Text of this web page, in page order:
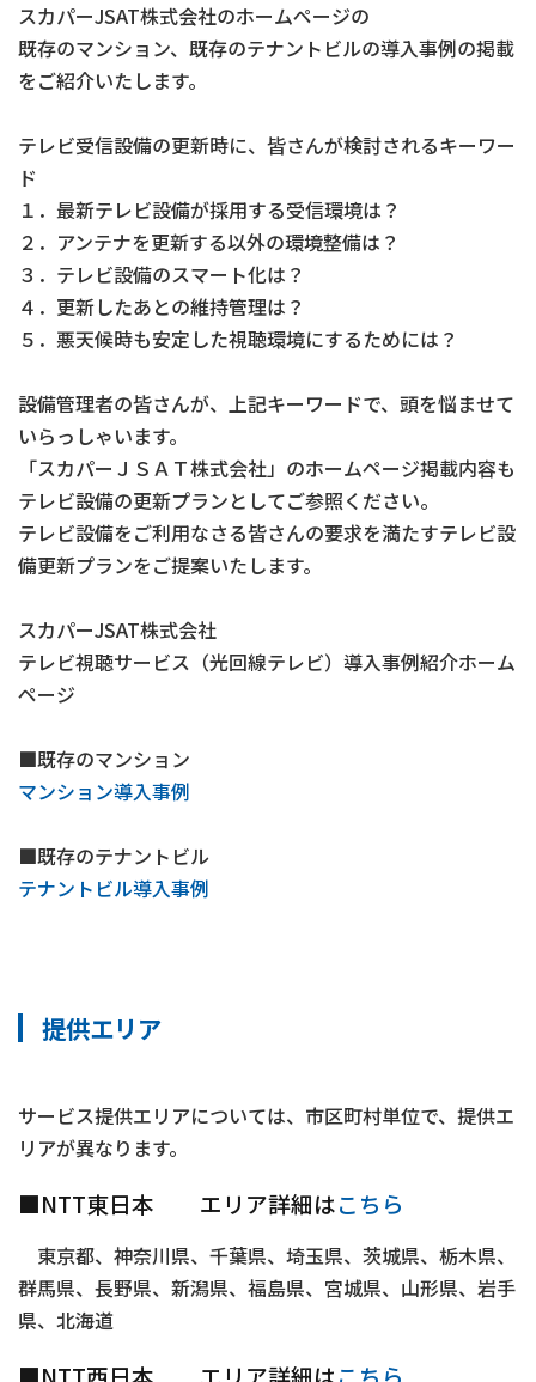
スカパーJSAT株式会社のホームページの
既存のマンション、既存のテナントビルの導入事例の掲載
をご紹介いたします。
テレビ受信設備の更新時に、皆さんが検討されるキーワー
ド
１．最新テレビ設備が採用する受信環境は？
２．アンテナを更新する以外の環境整備は？
３．テレビ設備のスマート化は？
４．更新したあとの維持管理は？
５．悪天候時も安定した視聴環境にするためには？
設備管理者の皆さんが、上記キーワードで、頭を悩ませて
いらっしゃいます。
「スカパーＪＳＡＴ株式会社」のホームページ掲載内容も
テレビ設備の更新プランとしてご参照ください。
テレビ設備をご利用なさる皆さんの要求を満たすテレビ設
備更新プランをご提案いたします。
スカパーJSAT株式会社
テレビ視聴サービス（光回線テレビ）導入事例紹介ホーム
ページ
■既存のマンション
マンション導入事例
■既存のテナントビル
テナントビル導入事例
提供エリア
サービス提供エリアについては、市区町村単位で、提供エ
リアが異なります。
■NTT東日本 エリア詳細はこちら
東京都、神奈川県、千葉県、埼玉県、茨城県、栃木県、
群馬県、長野県、新潟県、福島県、宮城県、山形県、岩手
県、北海道
■NTT西日本 エリア詳細はこちら